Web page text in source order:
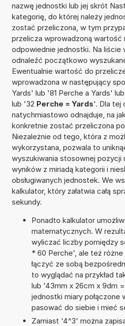
nazwę jednostki lub jej skrót
kategorię, do której należy
zostać przeliczona, w tym
przelicza wprowadzoną wartość
odpowiednie jednostki. Na liście
odnaleźć początkowo
Ewentualnie wartość do
wprowadzona w następujący
Yards' lub '81 Perche a Yards'
lub '32 Perche = Yards'. Dla tej
natychmiastowo odnajduje, na
konkretnie zostać przeliczona
Niezależnie od tego, która z
wykorzystana, pozwala to
wyszukiwania stosownej pozycji
wyników z miriadą kategorii i
obsługiwanych jednostek. We
kalkulator, który załatwia całą
sekundy.
Ponadto kalkulator
matematycznych. W
wyliczać liczby pomiędzy
* 60 Perche', ale też
łączyć ze sobą
to wyglądać na przykład
lub '43mm x 26cm x 9dm
jednostki miary połączone
pasować do siebie i mieć
Zamiast '4^3' można